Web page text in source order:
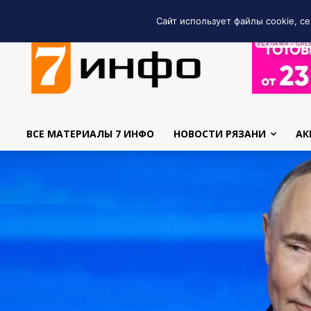
РЕКЛАМА •
ВСЕ МАТЕРИАЛЫ 7 ИНФО НОВОСТИ РЯЗАНИ
Сайт использует файлы cookie,